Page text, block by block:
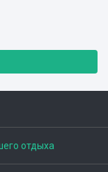
отдыха